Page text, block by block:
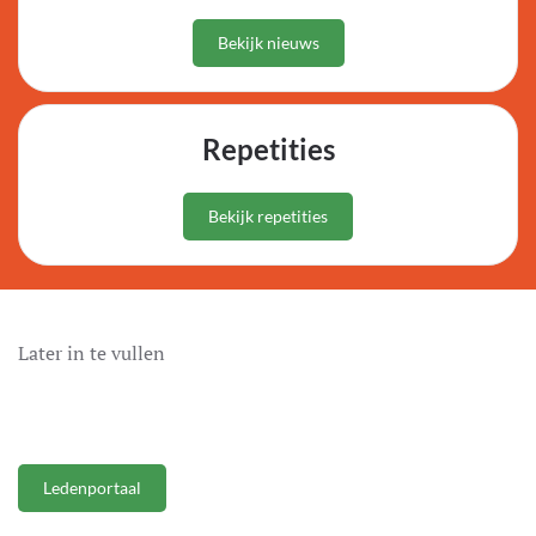
Bekijk nieuws
Repetities
Bekijk repetities
Later in te vullen
Ledenportaal